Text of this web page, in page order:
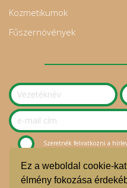
Ez a weboldal cookie-
élmény fokozása
Kozmetikumok
Fűszernövények
Szeretnék feliratkozni a
© Sziget Kosara